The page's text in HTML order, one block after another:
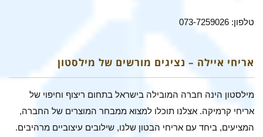
טלפון: 073-7259026
אריחי איילה – נציגים מורשים של מילסטון
מילסטון הינה חברה המובילה בישראל בתחום ריצוף וחיפוי של
אריחי קרמיקה. אצלנו תוכלו למצוא ממבחר המוצרים של החברה,
המציעים, ביחד עם אריחי הבטון שלנו, שילובים עיצוביים מרהיבים.